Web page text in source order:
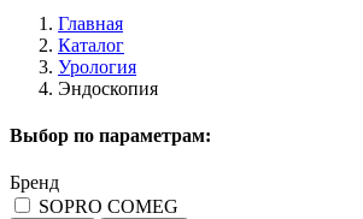
Главная
Каталог
Урология
Эндоскопия
Выбор по параметрам:
Бренд
SOPRO COMEG